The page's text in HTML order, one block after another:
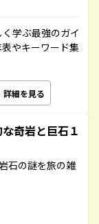
学ぶ最強のガイ
やキーワード集
詳細を見る
奇岩と巨石１
石の謎を旅の雑